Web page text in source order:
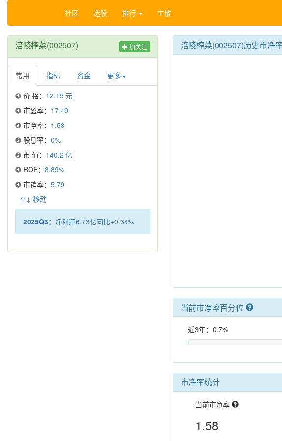
社区 选股 排行 牛散
涪陵榨菜(002507) 加关注
常用 指标 资金 更多
价 格： 12.15 元
市盈率： 17.49
市净率： 1.58
股息率： 0%
市 值： 140.2 亿
ROE： 8.89%
市销率： 5.79
↑↓ 移动
2025Q3： 净利润6.73亿同比+0.33%
涪陵榨菜(002507)历史市净
当前市净率百分位
近3年：0.7%
市净率统计
当前市净率
1.58